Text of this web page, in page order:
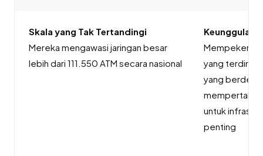
Skala yang Tak Tertandingi
Mereka mengawasi jaringan besar
lebih dari 111.550 ATM secara nasional
Keunggulan
yang terdiri
yang
untuk
penting